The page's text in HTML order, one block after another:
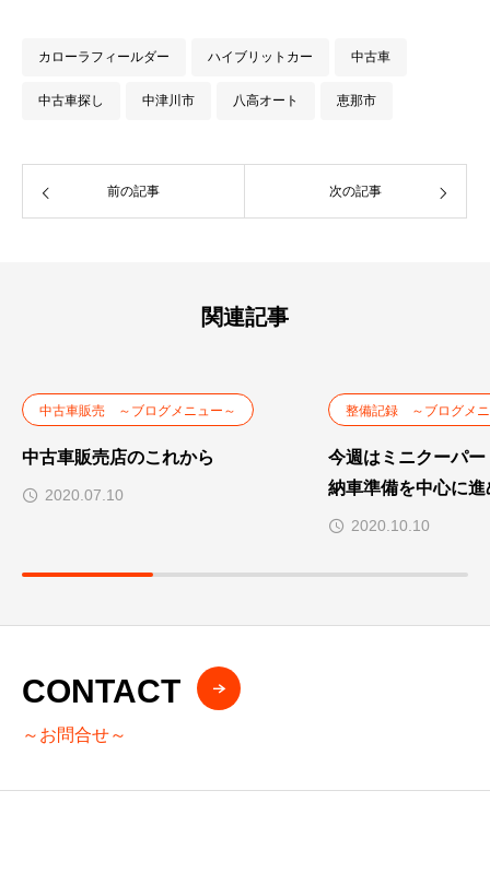
カローラフィールダー ハイブリットカー 中古車
中古車探し 中津川市 八高オート 恵那市
前の記事 次の記事
関連記事
中古車販売 ～ブログメニュー～
中古車販売店のこれから
2020.07.10
整備記録 ～ブログメ
今週はミニクーパ
納車準備を中心に
2020.10.10
CONTACT
～お問合せ～